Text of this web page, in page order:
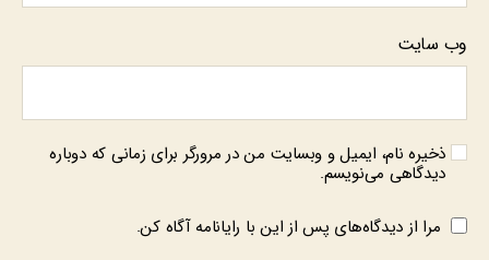
وب‌ سایت
ذخیره نام، ایمیل و وبسایت من در مرورگر برای زمانی که دوباره
دیدگاهی می‌نویسم.
مرا از دیدگاه‌های پس از این با رایانامه آگاه کن.